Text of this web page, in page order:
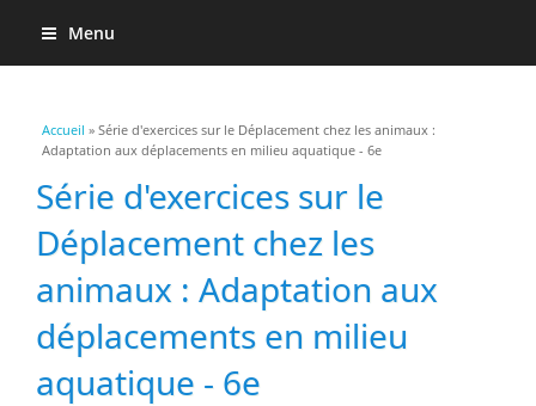
Menu
Vous êtes ici
Accueil » Série d'exercices sur le Déplacement chez les animaux :
Adaptation aux déplacements en milieu aquatique - 6e
Série d'exercices sur le
Déplacement chez les
animaux : Adaptation aux
déplacements en milieu
aquatique - 6e